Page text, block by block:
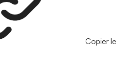
Copier le